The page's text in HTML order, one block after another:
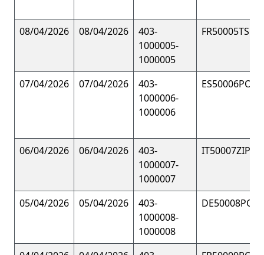
08/04/2026 08/04/2026
403-
1000005-
1000005
07/04/2026 07/04/2026
403-
1000006-
1000006
ES50006POLO
06/04/2026 06/04/2026
403-
1000007-
1000007
IT50007ZIP
05/04/2026 05/04/2026
403-
1000008-
1000008